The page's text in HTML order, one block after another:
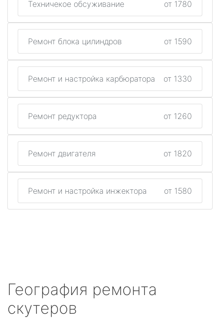
Техничекое обсуживание от 1780
Ремонт блока цилиндров от 1590
Ремонт и настройка карбюратора от 1330
Ремонт редуктора от 1260
Ремонт двигателя от 1820
Ремонт и настройка инжектора от 1580
География ремонта
скутеров